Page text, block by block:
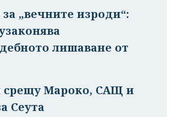
„вечните изроди“:
лишаване от
срещу Мароко, САЩ и
Сеута